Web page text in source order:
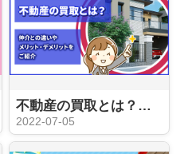
不動産の買取とは？仲介との違いやメリット・デメリットをご紹介
2022-07-05